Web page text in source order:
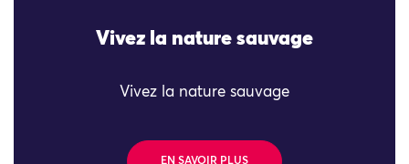
Vivez la nature sauvage
Vivez la nature sauvage
EN SAVOIR PLUS